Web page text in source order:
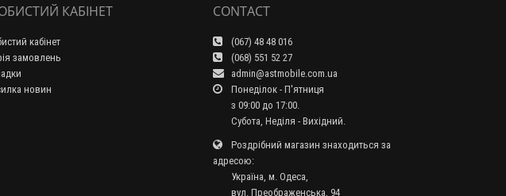
КАБІНЕТ
кабінет
замовлень
новин
CONTACT
(067) 48 48 016
(068) 551 52 27
admin@astmobile.com.ua
Понеділок - П'ятниця
з 09:00 до 17:00.
Субота, Неділя - Вихідний.
Роздрібний магазин знаходиться за
адресою:
Україна, м. Одеса,
вул. Преображенська, 94